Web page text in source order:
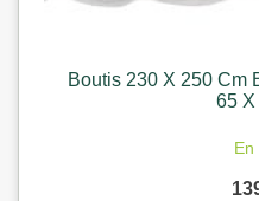
Boutis 230 X 250 Cm
65 X
En